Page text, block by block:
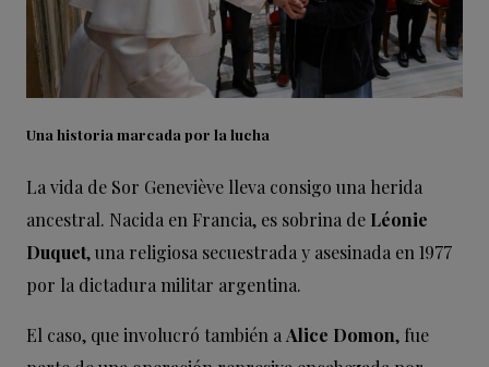
Una historia marcada por la lucha
La vida de Sor Geneviève lleva consigo una herida
ancestral. Nacida en Francia, es sobrina de Léonie
Duquet, una religiosa secuestrada y asesinada en 1977
por la dictadura militar argentina.
El caso, que involucró también aAlice Domon, fue